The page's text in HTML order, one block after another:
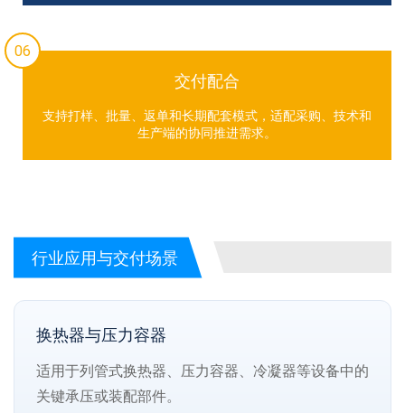
06
交付配合
支持打样、批量、返单和长期配套模式，适配采购、技术和
生产端的协同推进需求。
行业应用与交付场景
换热器与压力容器
适用于列管式换热器、压力容器、冷凝器等设备中的
关键承压或装配部件。